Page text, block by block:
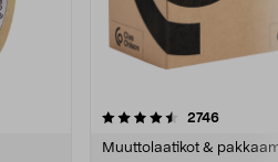
2746
Muuttolaatikot &
4.5 viidestä